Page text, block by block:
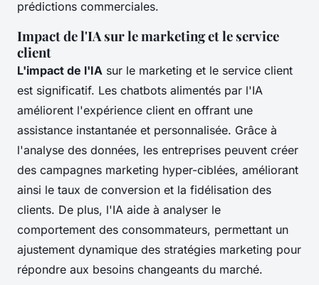
prédictions commerciales.
Impact de l'IA sur le marketing et le service
client
L'impact de l'IA sur le marketing et le service client
est significatif. Les chatbots alimentés par l'IA
améliorent l'expérience client en offrant une
assistance instantanée et personnalisée. Grâce à
l'analyse des données, les entreprises peuvent créer
des campagnes marketing hyper-ciblées, améliorant
ainsi le taux de conversion et la fidélisation des
clients. De plus, l'IA aide à analyser le
comportement des consommateurs, permettant un
ajustement dynamique des stratégies marketing pour
répondre aux besoins changeants du marché.